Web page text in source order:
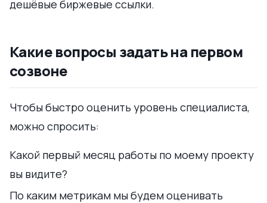
дешёвые биржевые ссылки.
Какие вопросы задать на первом
созвоне
Чтобы быстро оценить уровень специалиста,
можно спросить:
Какой первый месяц работы по моему проекту
вы видите?
По каким метрикам мы будем оценивать